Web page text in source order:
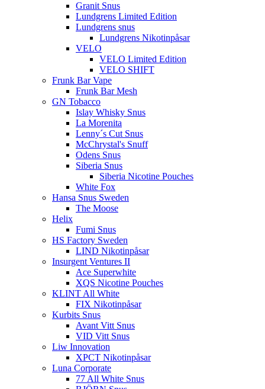
Granit Snus
Lundgrens Limited Edition
Lundgrens snus
Lundgrens Nikotinpåsar
VELO
VELO Limited Edition
VELO SHIFT
Frunk Bar Vape
Frunk Bar Mesh
GN Tobacco
Islay Whisky Snus
La Morenita
Lenny´s Cut Snus
McChrystal's Snuff
Odens Snus
Siberia Snus
Siberia Nicotine Pouches
White Fox
Hansa Snus Sweden
The Moose
Helix
Fumi Snus
HS Factory Sweden
LIND Nikotinpåsar
Insurgent Ventures II
Ace Superwhite
XQS Nicotine Pouches
KLINT All White
FIX Nikotinpåsar
Kurbits Snus
Avant Vitt Snus
VID Vitt Snus
Liw Innovation
XPCT Nikotinpåsar
Luna Corporate
77 All White Snus